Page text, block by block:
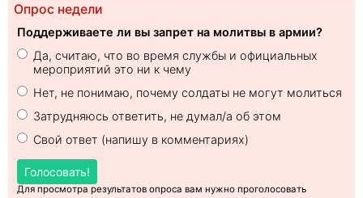
Опрос недели
Поддерживаете ли вы запрет на молитвы в армии?
Да, считаю, что во время службы и официальных
мероприятий это ни к чему
Нет, не понимаю, почему солдаты не могут молиться
Затрудняюсь ответить, не думал/а об этом
Свой ответ (напишу в комментариях)
Голосовать!
Для просмотра результатов опроса вам нужно проголосовать